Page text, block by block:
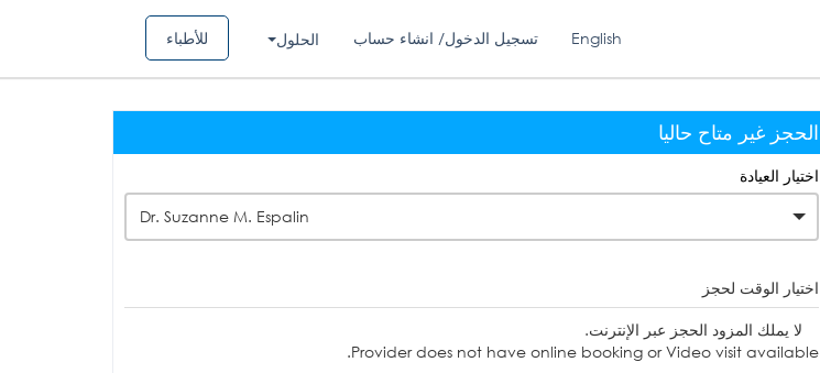
للأطباء الحلول تسجيل الدخول/ انشاء حساب English
الحجز غير متاح حاليا
اختيار العيادة
Dr. Suzanne M. Espalin
اختيار الوقت لحجز
لا يملك المزود الحجز عبر الإنترنت.
Provider does not have online booking or Video visit available.